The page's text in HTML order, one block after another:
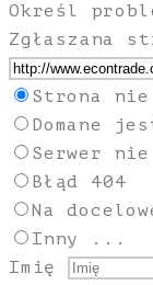
Określ
Zgłaszana
Strona
Domane
Serwer nie
Błąd 404
Na
Inny ...
Imię